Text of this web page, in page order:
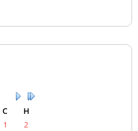
С
Н
1
2